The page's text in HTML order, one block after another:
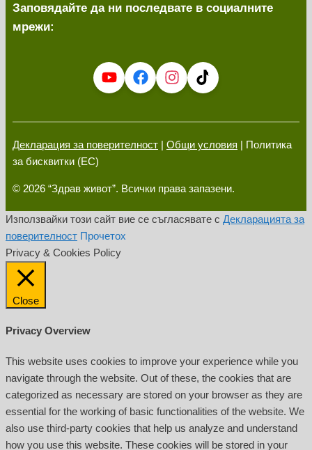
Заповядайте да ни последвате в социалните
мрежи:
Декларация за поверителност | Общи условия | Политика
за бисквитки (ЕС)
© 2026 “Здрав живот”. Всички права запазени.
Използвайки този сайт вие се съгласявате с Декларацията за
поверителност Прочетох
Privacy & Cookies Policy
Close
Privacy Overview
This website uses cookies to improve your experience while you
navigate through the website. Out of these, the cookies that are
categorized as necessary are stored on your browser as they are
essential for the working of basic functionalities of the website. We
also use third-party cookies that help us analyze and understand
how you use this website. These cookies will be stored in your